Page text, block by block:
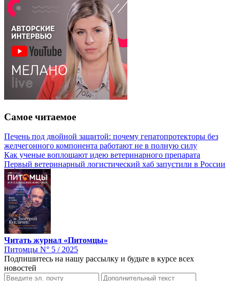
Самое читаемое
Печень под двойной защитой: почему гепатопротекторы без
желчегонного компонента работают не в полную силу
Как ученые воплощают идею ветеринарного препарата
Первый ветеринарный логистический хаб запустили в России
Читать журнал «Питомцы»
Питомцы N° 5 / 2025
Подпишитесь на нашу рассылку и будьте в курсе всех
новостей